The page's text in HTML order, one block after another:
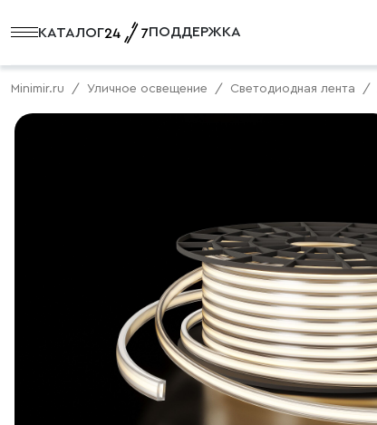
КАТАЛОГ ПОДДЕРЖКА
Minimir.ru Уличное освещение Светодиодная лента